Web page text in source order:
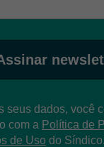
seus dados, você
com a Política de
de Uso do Síndico.